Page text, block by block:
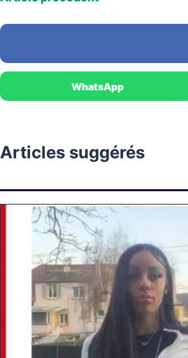
WhatsApp
Articles suggérés